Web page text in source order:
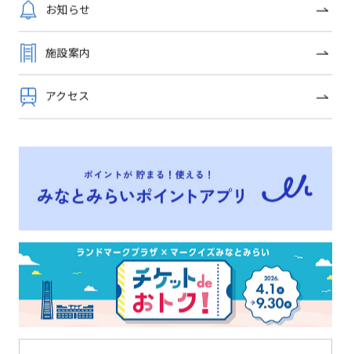
お知らせ
施設案内
アクセス
トップページ
イベントニュース
グルメガイド
フロアガイド
ショップトピックス